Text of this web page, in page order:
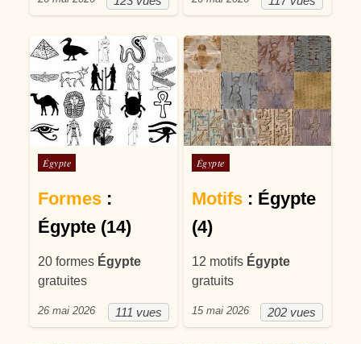
Posté dans
Égypte
Formes :
Égypte (14)
20 formes Égypte
gratuites
111 vues
26 mai 2026
Posté dans
Égypte
Motifs: Égypte
(4)
12 motifs Égypte
gratuits
202 vues
15 mai 2026